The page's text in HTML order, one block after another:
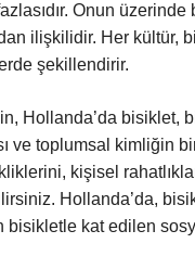
Onun
ilişkilidir. Her kültür,
şekillendirir.
Hollanda’da bisiklet,
ve toplumsal kimliğin
kişisel
Hollanda’da,
bisikletle kat edilen